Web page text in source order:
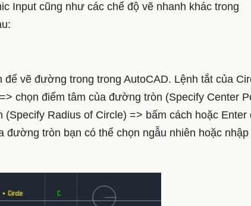
Input cũng như các chế độ vẽ nhanh khác trong
vẽ đường trong trong AutoCAD. Lệnh tắt của
chọn điểm tâm của đường tròn (Specify Center
Radius of Circle) => bấm cách hoặc Enter
đường tròn bạn có thể chọn ngẫu nhiên hoặc nhập